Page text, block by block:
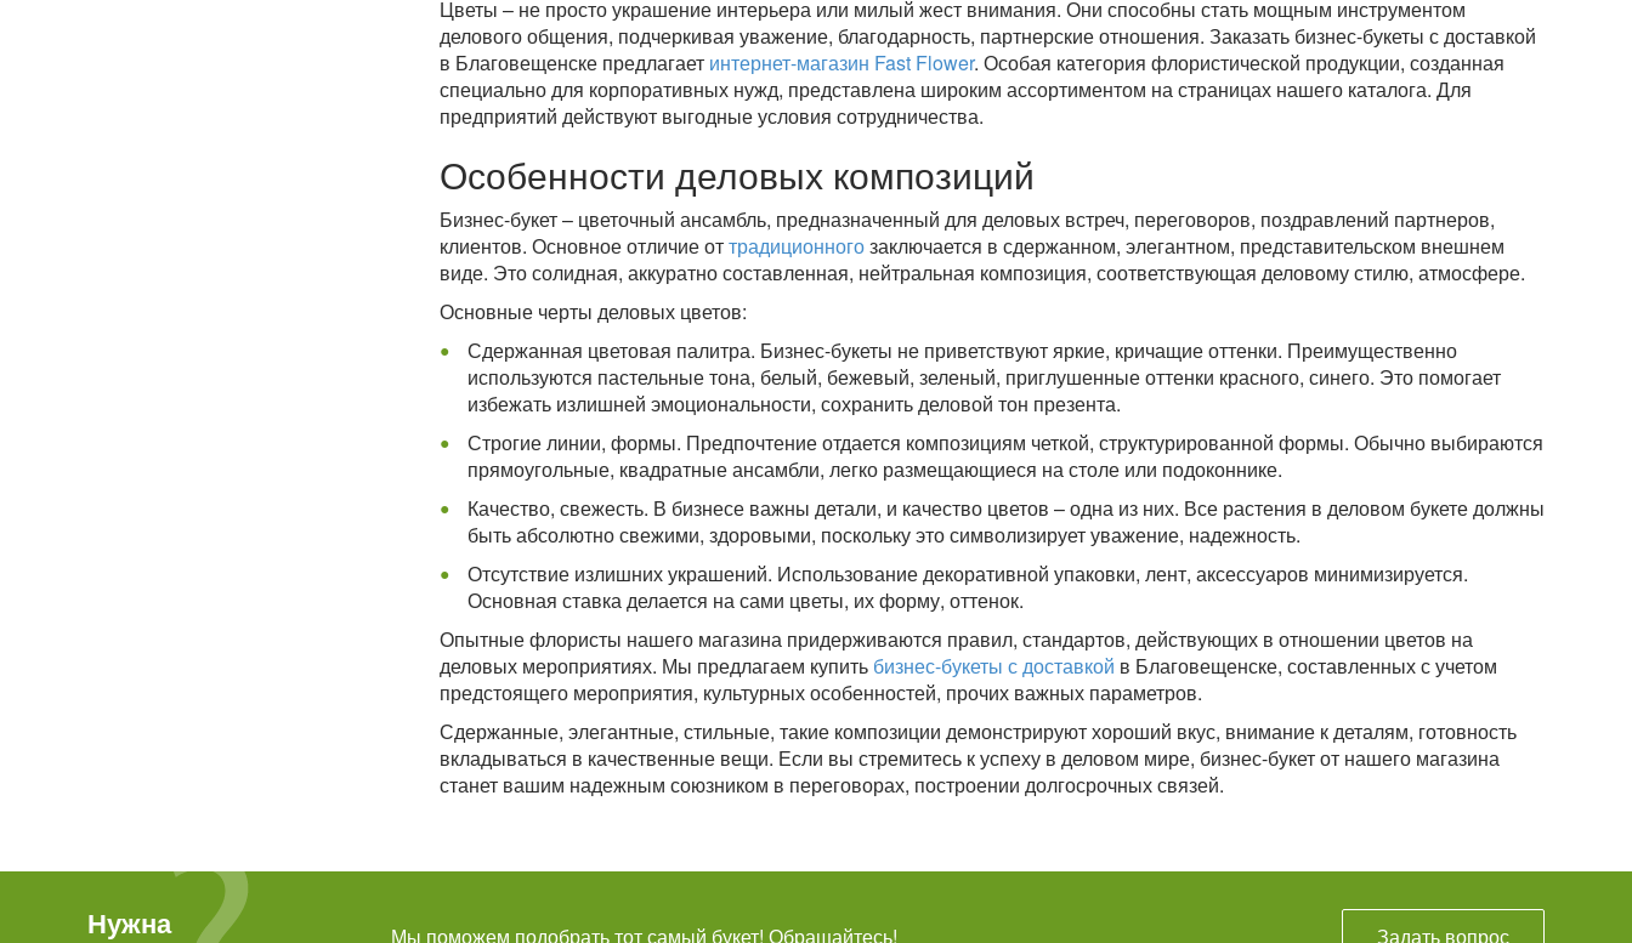
Цветы – не просто украшение интерьера или милый жест внимания. Они способны стать мощным инструментом
делового общения, подчеркивая уважение, благодарность, партнерские отношения. Заказать бизнес-букеты с доставкой
в Благовещенске предлагает интернет-магазин Fast Flower. Особая категория флористической продукции, созданная
специально для корпоративных нужд, представлена широким ассортиментом на страницах нашего каталога. Для
предприятий действуют выгодные условия сотрудничества.
Особенности деловых композиций
Бизнес-букет – цветочный ансамбль, предназначенный для деловых встреч, переговоров, поздравлений партнеров,
клиентов. Основное отличие оттрадиционногозаключается в сдержанном, элегантном, представительском внешнем
виде. Это солидная, аккуратно составленная, нейтральная композиция, соответствующая деловому стилю, атмосфере.
Основные черты деловых цветов:
Сдержанная цветовая палитра. Бизнес-букеты не приветствуют яркие, кричащие оттенки. Преимущественно
используются пастельные тона, белый, бежевый, зеленый, приглушенные оттенки красного, синего. Это помогает
избежать излишней эмоциональности, сохранить деловой тон презента.
Строгие линии, формы. Предпочтение отдается композициям четкой, структурированной формы. Обычно выбираются
прямоугольные, квадратные ансамбли, легко размещающиеся на столе или подоконнике.
Качество, свежесть. В бизнесе важны детали, и качество цветов – одна из них. Все растения в деловом букете должны
быть абсолютно свежими, здоровыми, поскольку это символизирует уважение, надежность.
Отсутствие излишних украшений. Использование декоративной упаковки, лент, аксессуаров минимизируется.
Основная ставка делается на сами цветы, их форму, оттенок.
Опытные флористы нашего магазина придерживаются правил, стандартов, действующих в отношении цветов на
деловых мероприятиях. Мы предлагаем купить бизнес-букеты с доставкой в Благовещенске, составленных с учетом
предстоящего мероприятия, культурных особенностей, прочих важных параметров.
Сдержанные, элегантные, стильные, такие композиции демонстрируют хороший вкус, внимание к деталям, готовность
вкладываться в качественные вещи. Если вы стремитесь к успеху в деловом мире, бизнес-букет от нашего магазина
станет вашим надежным союзником в переговорах, построении долгосрочных связей.
Нужна Мы поможем подобрать тот самый букет! Обращайтесь! Задать вопрос